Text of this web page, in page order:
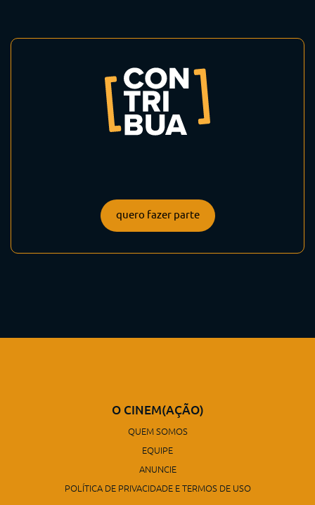
quero fazer parte
O CINEM(AÇÃO)
QUEM SOMOS
EQUIPE
ANUNCIE
POLÍTICA DE PRIVACIDADE E TERMOS DE USO